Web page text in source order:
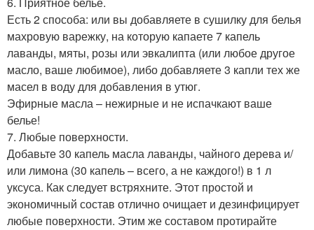
Есть 2 способа: или вы добавляете в сушилку для белья
махровую варежку, на которую капаете 7 капель
лаванды, мяты, розы или эвкалипта (или любое другое
масло, ваше любимое), либо добавляете 3 капли тех же
масел в воду для добавления в утюг.
Эфирные масла – нежирные и не испачкают ваше
белье!
7. Любые поверхности.
Добавьте 30 капель масла лаванды, чайного дерева и/
или лимона (30 капель – всего, а не каждого!) в 1 л
уксуса. Как следует встряхните. Этот простой и
экономичный состав отлично очищает и дезинфицирует
любые поверхности. Этим же составом протирайте